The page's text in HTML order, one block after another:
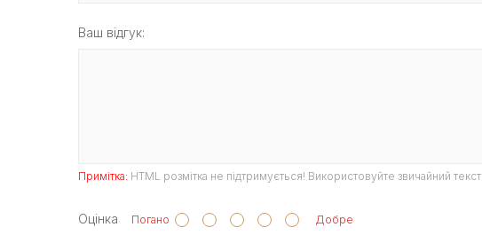
Ваш відгук:
Примітка: HTML розмітка не підтримується! Використовуйте звичайний текст.
Оцінка Погано Добре